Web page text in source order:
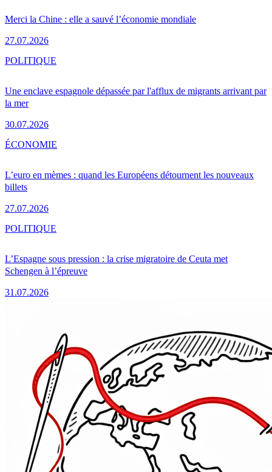
Merci la Chine : elle a sauvé l’économie mondiale
27.07.2026
Une enclave espagnole dépassée par l'afflux de migrants arrivant par
la mer
30.07.2026
POLITIQUE
L’euro en mèmes : quand les Européens détournent les nouveaux
billets
27.07.2026
ÉCONOMIE
L’Espagne sous pression : la crise migratoire de Ceuta met
Schengen à l’épreuve
31.07.2026
POLITIQUE